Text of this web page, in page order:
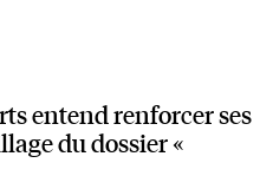
entend renforcer ses
du dossier «